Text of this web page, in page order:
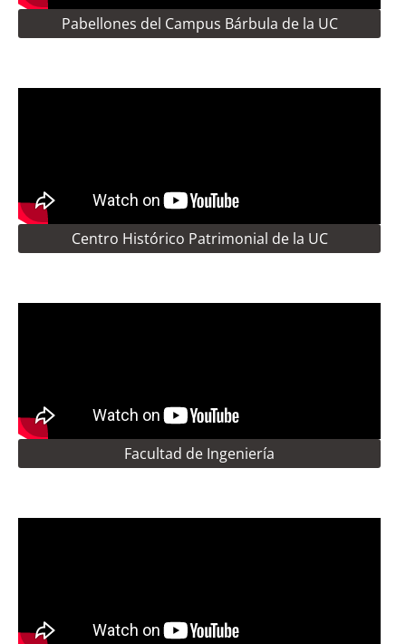
Pabellones del Campus Bárbula de la UC
Centro Histórico Patrimonial de la UC
Facultad de Ingeniería